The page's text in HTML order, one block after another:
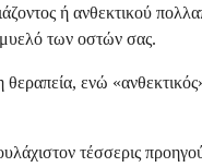
ή ανθεκτικού
των οστών σας.
ενώ
τέσσερις